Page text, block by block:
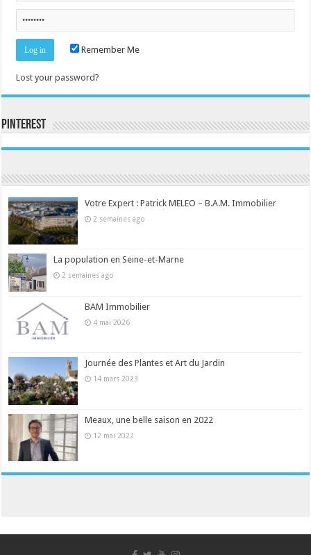
Remember Me
Lost your password?
Pinterest
Votre Expert : Patrick MELEO – B.A.M. Immobilier
2 semaines ago
La population en Seine-et-Marne
2 semaines ago
BAM Immobilier
4 mai 2026
Journée des Plantes et Art du Jardin
14 mars 2023
Meaux, une belle saison en 2022
12 mai 2022